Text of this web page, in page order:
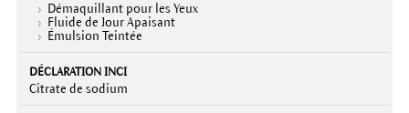
Démaquillant pour les Yeux
Fluide de Jour Apaisant
Émulsion Teintée
Citrate de sodium